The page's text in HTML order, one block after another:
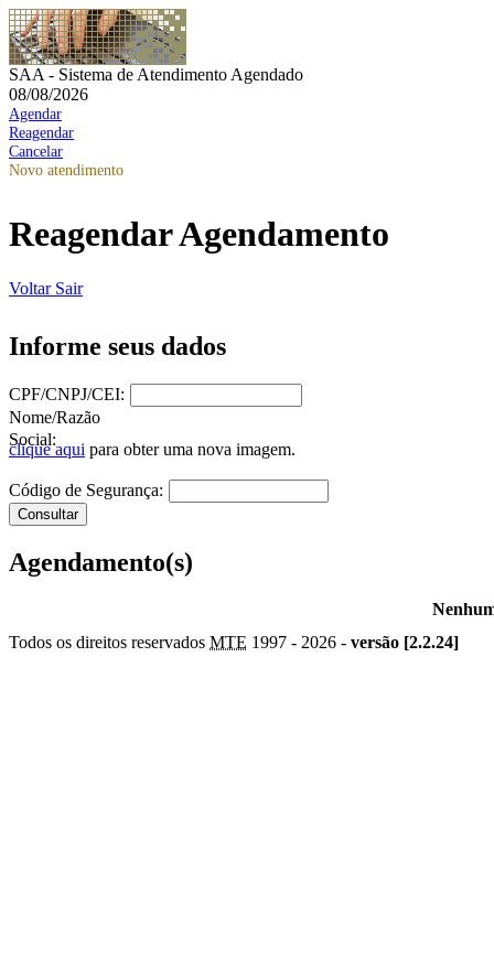
SAA - Sistema de Atendimento Agendado
08/08/2026
Agendar
Reagendar
Cancelar
Novo atendimento
Reagendar Agendamento
Voltar Sair
Informe seus dados
CPF/CNPJ/CEI:
Nome/Razão
Social:
clique aqui para obter uma nova imagem.
Código de Segurança:
Agendamento(s)
Todos os direitos reservados MTE 1997 - 2026 - versão [2.2.24]